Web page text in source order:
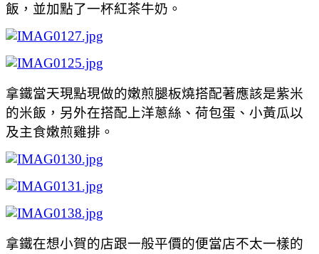
飯，並加點了一杯紅茶牛奶。
拿鐵當天現點現做的嫩煎腿板燒搭配著應該是紫米
的米飯，另外在搭配上洋蔥絲、荷包蛋、小黃瓜以
及主食嫩煎雞排。
拿鐵在想小賀的店跟一般平價的便當店不太一樣的